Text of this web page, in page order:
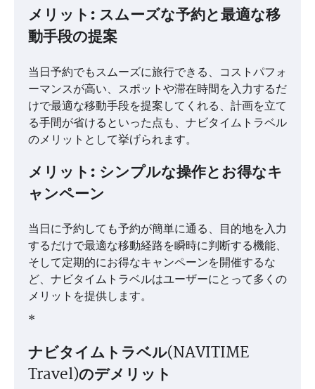
メリット: スムーズな予約と最適な移
動手段の提案
当日予約でもスムーズに旅行できる、コストパフォ
ーマンスが高い、スポットや滞在時間を入力するだ
けで最適な移動手段を提案してくれる、計画を立て
る手間が省けるといった点も、ナビタイムトラベル
のメリットとして挙げられます。
メリット: シンプルな操作とお得なキ
ャンペーン
当日に予約しても予約が簡単に通る、目的地を入力
するだけで最適な移動経路を瞬時に判断する機能、
そして定期的にお得なキャンペーンを開催するな
ど、ナビタイムトラベルはユーザーにとって多くの
メリットを提供します。
*
ナビタイムトラベル(NAVITIME
Travel)のデメリット